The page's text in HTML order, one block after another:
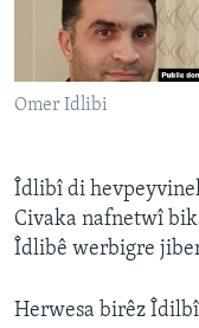
Omer Idlibi
Îdlibî di
Civaka nafnetwî
Îdlibê werbigre
Herwesa birêz